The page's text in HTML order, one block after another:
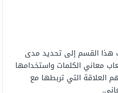
القسم إلى تحديد مدى
معاني الكلمات واستخدامها
العلاقة التي تربطها مع